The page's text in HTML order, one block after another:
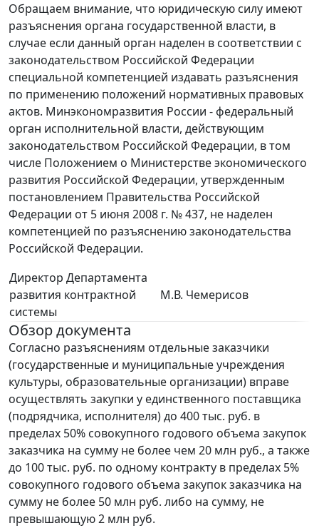
Обращаем внимание, что юридическую силу имеют
разъяснения органа государственной власти, в
случае если данный орган наделен в соответствии с
законодательством Российской Федерации
специальной компетенцией издавать разъяснения
по применению положений нормативных правовых
актов. Минэкономразвития России - федеральный
орган исполнительной власти, действующим
законодательством Российской Федерации, в том
числе Положением о Министерстве экономического
развития Российской Федерации, утвержденным
постановлением Правительства Российской
Федерации от 5 июня 2008 г. № 437, не наделен
компетенцией по разъяснению законодательства
Российской Федерации.
Директор Департамента
развития контрактной
системы
М.В. Чемерисов
Обзор документа
Согласно разъяснениям отдельные заказчики
(государственные и муниципальные учреждения
культуры, образовательные организации) вправе
осуществлять закупки у единственного поставщика
(подрядчика, исполнителя) до 400 тыс. руб. в
пределах 50% совокупного годового объема закупок
заказчика на сумму не более чем 20 млн руб., а также
до 100 тыс. руб. по одному контракту в пределах 5%
совокупного годового объема закупок заказчика на
сумму не более 50 млн руб. либо на сумму, не
превышающую 2 млн руб.